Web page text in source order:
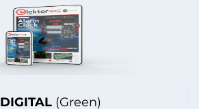
DIGITAL (Green)